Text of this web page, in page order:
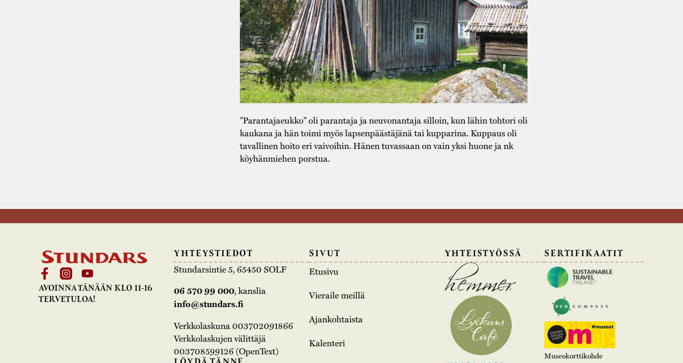
”Parantajaeukko” oli parantaja ja neuvonantaja silloin, kun lähin tohtori oli
kaukana ja hän toimi myös lapsenpäästäjänä tai kupparina. Kuppaus oli
tavallinen hoito eri vaivoihin. Hänen tuvassaan on vain yksi huone ja nk
köyhänmiehen porstua.
AVOINNA TÄNÄÄN KLO 11-16
TERVETULOA!
YHTEYSTIEDOT
Stundarsintie 5, 65450 SOLF
06 570 99 000, kanslia
info@stundars.fi
Verkkolaskuna 003702091866
Verkkolaskujen välittäjä
003708599126 (OpenText)
SIVUT
Etusivu
Vieraile meillä
Ajankohtaista
Kalenteri
YHTEISTYÖSSÄ SERTIFIKAATIT
Museokorttikohde